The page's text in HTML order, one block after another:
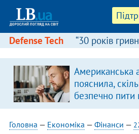
Defense Tech “30 років
Американська
пояснила,
безпечно
Головна — Економіка — Фінанси —